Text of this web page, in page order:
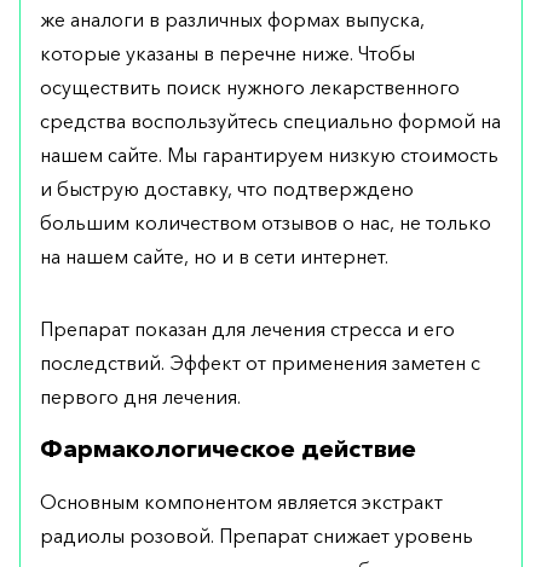
же аналоги в различных формах выпуска,
которые указаны в перечне ниже. Чтобы
осуществить поиск нужного лекарственного
средства воспользуйтесь специально формой на
нашем сайте. Мы гарантируем низкую стоимость
и быструю доставку, что подтверждено
большим количеством отзывов о нас, не только
на нашем сайте, но и в сети интернет.
Препарат показан для лечения стресса и его
последствий. Эффект от применения заметен с
первого дня лечения.
Фармакологическое действие
Основным компонентом является экстракт
радиолы розовой. Препарат снижает уровень